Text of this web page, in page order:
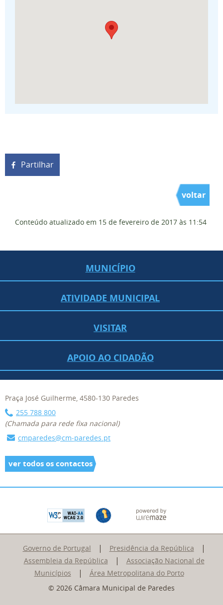
Partilhar
voltar
Conteúdo atualizado em 15 de fevereiro de 2017 às 11:54
MUNICÍPIO
ATIVIDADE MUNICIPAL
VISITAR
APOIO AO CIDADÃO
Praça José Guilherme, 4580-130 Paredes
255 788 800
(Chamada para rede fixa nacional)
cmparedes@cm-paredes.pt
ver todos os contactos
Governo de Portugal | Presidência da República |
Assembleia da República |
Associação Nacional de
Municípios
|
Área Metropolitana do Porto
© 2026 Câmara Municipal de Paredes